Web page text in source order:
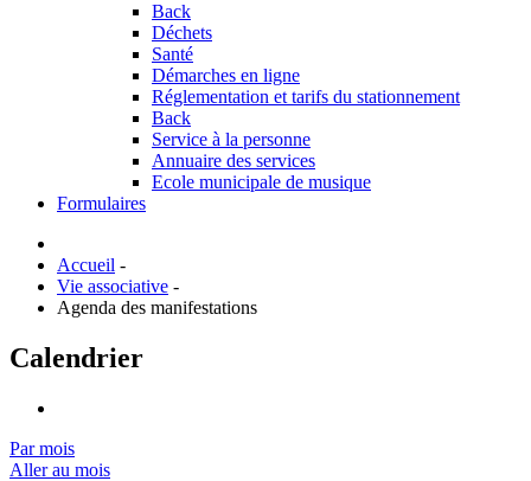
Back
Déchets
Santé
Démarches en ligne
Réglementation et tarifs du stationnement
Back
Service à la personne
Annuaire des services
Ecole municipale de musique
Formulaires
Accueil -
Vie associative -
Agenda des manifestations
Calendrier
Par mois
Aller au mois